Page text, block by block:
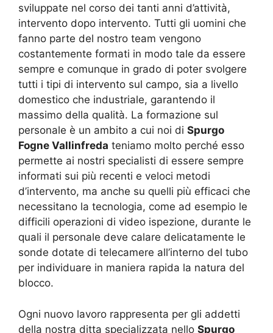
sviluppate nel corso dei tanti anni d’attività,
intervento dopo intervento. Tutti gli uomini che
fanno parte del nostro team vengono
costantemente formati in modo tale da essere
sempre e comunque in grado di poter svolgere
tutti i tipi di intervento sul campo, sia a livello
domestico che industriale, garantendo il
massimo della qualità. La formazione sul
personale è un ambito a cui noi di Spurgo
Fogne Vallinfreda teniamo molto perché esso
permette ai nostri specialisti di essere sempre
informati sui più recenti e veloci metodi
d’intervento, ma anche su quelli più efficaci che
necessitano la tecnologia, come ad esempio le
difficili operazioni di video ispezione, durante le
quali il personale deve calare delicatamente le
sonde dotate di telecamere all’interno del tubo
per individuare in maniera rapida la natura del
blocco.
Ogni nuovo lavoro rappresenta per gli addetti
della nostra ditta specializzata nello Spurgo